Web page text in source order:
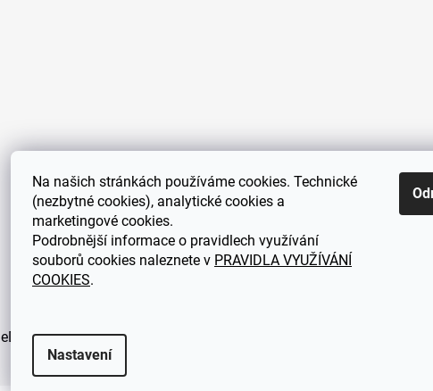
Na našich stránkách používáme cookies. Technické
(nezbytné cookies), analytické cookies a
marketingové cookies.
Podrobnější informace o pravidlech využívání
souborů cookies naleznete v PRAVIDLA VYUŽÍVÁNÍ
COOKIES.
Nastavení
Doprava po ČR zdarma pro
objednávky nad 2500 Kč
Zákaznická
den od 9.00 do
eDEKOR.cz